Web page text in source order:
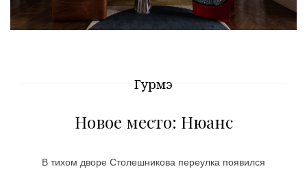
Гурмэ
Новое место: Нюанс
В тихом дворе Столешникова переулка появился